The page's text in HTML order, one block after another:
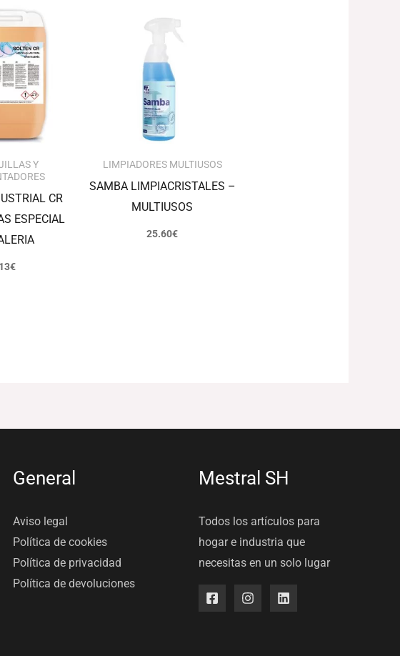
Y
CR
ESPECIAL
€
LIMPIADORES MULTIUSOS
SAMBA LIMPIACRISTALES –
MULTIUSOS
25.60€
General
Aviso legal
Política de cookies
Política de privacidad
Política de devoluciones
Mestral SH
Todos los artículos para
hogar e industria que
necesitas en un solo lugar